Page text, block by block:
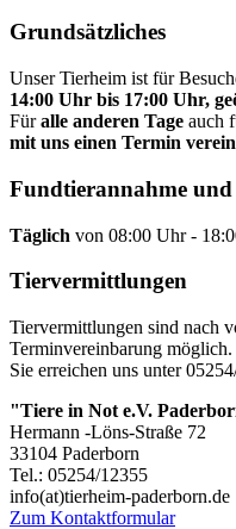
Grundsätzliches
Unser Tierheim ist für
14:00 Uhr bis 17:00 Uhr,
Füralle anderen Tage auch
mit uns einen Termin
Fundtierannahme und
Täglich von 08:00 Uhr -
Tiervermittlungen
Tiervermittlungen sind nach
Terminvereinbarung möglich.
Sie erreichen uns unter
"Tiere in Not e.V.
Hermann -Löns-Straße 72
33104 Paderborn
Tel.: 05254/12355
info(at)tierheim-paderborn.de
Zum Kontaktformular